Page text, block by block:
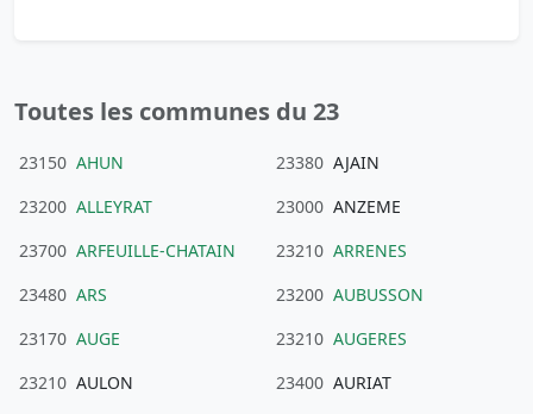
Toutes les communes du 23
23150 AHUN 23380 AJAIN
23200 ALLEYRAT 23000 ANZEME
23700 ARFEUILLE-CHATAIN 23210 ARRENES
23480 ARS 23200 AUBUSSON
23170 AUGE 23210 AUGERES
23210 AULON 23400 AURIAT